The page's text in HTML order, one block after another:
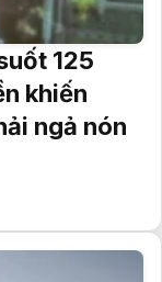
125
khiến
ngả nón